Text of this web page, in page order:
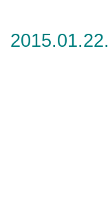
2015.01.22.